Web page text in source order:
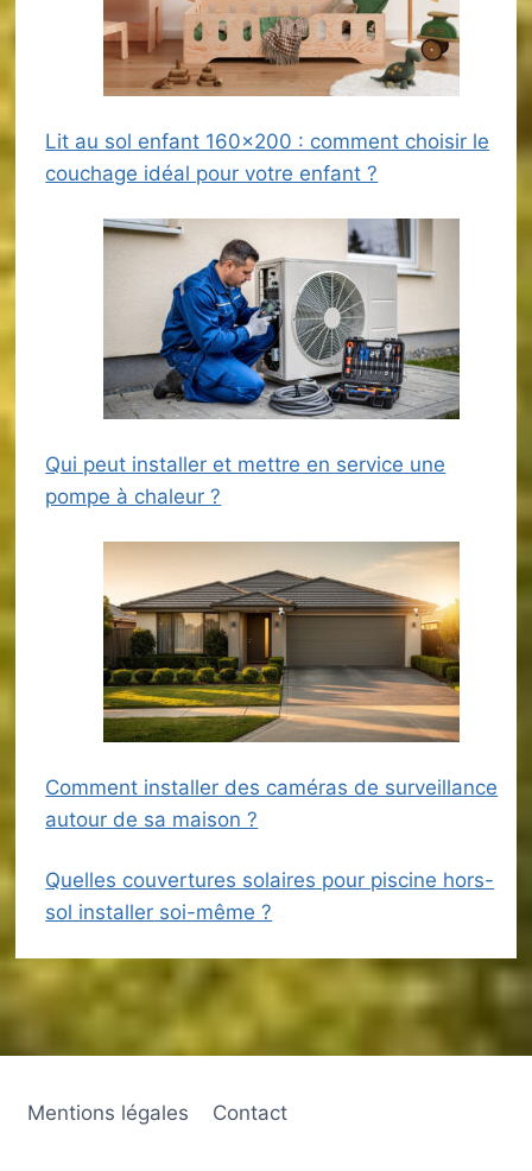
Lit au sol enfant 160×200 : comment choisir le
couchage idéal pour votre enfant ?
Qui peut installer et mettre en service une
pompe à chaleur ?
Comment installer des caméras de surveillance
autour de sa maison ?
Quelles couvertures solaires pour piscine hors-
sol installer soi-même ?
Mentions légales Contact